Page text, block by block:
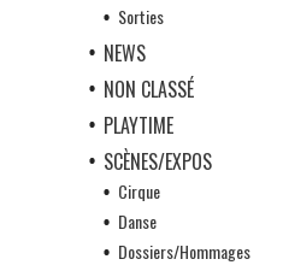
Sorties
NEWS
NON CLASSÉ
PLAYTIME
SCÈNES/EXPOS
Cirque
Danse
Dossiers/Hommages